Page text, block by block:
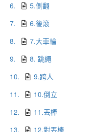
6.
5.側翻
7.
6.後滾
8.
7.大車輪
9.
8. 跳繩
10.
9.跨人
11.
10.倒立
12.
11.丟棒
13.
12.對丟棒